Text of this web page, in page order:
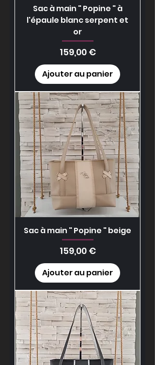
Sac à main " Popine " à
l'épaule blanc serpent et
or
Prix
159,00 €
Ajouter au panier
Sac à main " Popine " beige
Prix
159,00 €
Ajouter au panier